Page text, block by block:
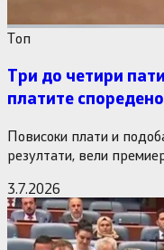
Tоп
Три до четири
платите
Повисоки плати и
резултати, вели
3.7.2026